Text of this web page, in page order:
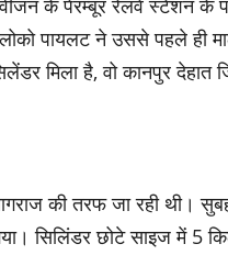
के पेरम्बूर रेलवे स्टेशन के
पायलट ने उससे पहले ही
मिला है, वो कानपुर देहात
की तरफ जा रही थी।
सिलिंडर छोटे साइज में 5